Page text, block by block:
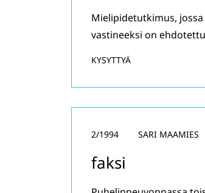
Mielipidetutkimus,
vastineeksi on
KYSYTTYÄ
faksi
2/1994 SARI MAAMIES